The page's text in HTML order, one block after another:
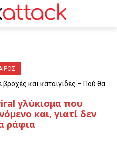
και καταιγίδες – Πού θα
γλύκισμα που
και, γιατί δεν
ράφια